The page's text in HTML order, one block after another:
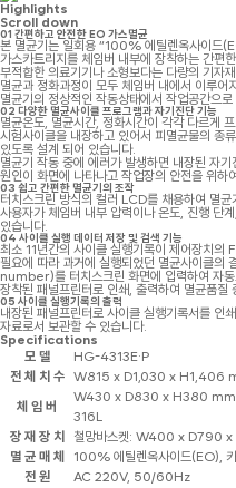
Highlights
Scroll down
01 간편하고 안전한 EO 가스멸균
본 멸균기는 일회용 “100% 에틸렌옥사이드
가스카트리지를 체임버 내부에 장착하는 간편
부적합한 의료기기나 소형보다는 다량의 기자
멸균과 정화과정이 모두 체임버 내에서 이루
멸균기의 정상적인 작동상태에서 작업공간으
02 다양한 멸균사이클 프로그램과 자기진단 기능
멸균온도, 멸균시간, 정화시간이 각각 다르게
시험사이클을 내장하고 있어서 피멸균물의 종
있도록 설계 되어 있습니다.
멸균기 작동 중에 에러가 발생하면 내장된 자
원인이 화면에 나타나고 작업장의 안전을 위하
03 쉽고 간편한 멸균기의 조작
터치스크린 방식의 컬러 LCD를 채용하여 멸
사용자가 체임버 내부 압력이나 온도, 진행 단
있습니다.
04 사이클 실행 데이터 저장 및 검색 기능
최소 11년간의 사이클 실행기록이 제어장치
필요에 따라 과거에 실행되었던 멸균사이클
number)를 터치스크린 화면에 입력하여 자동
장착된 패널프린터로 인쇄, 출력하여 멸균품
05 사이클 실행기록의 출력
내장된 패널프린터로 사이클 실행기록서를 인
자료로서 보관할 수 있습니다.
Specifications
모 델
HG-4313E·P
전 체 치 수
W815 x D1,030 x H1,406
체 임 버
W430 x D830 x H380 mm,
316L
장 재 장 치
철망바스켓: W400 x D790
멸 균 매 체
100% 에틸렌옥사이드(EO),
전 원
AC 220V, 50/60Hz